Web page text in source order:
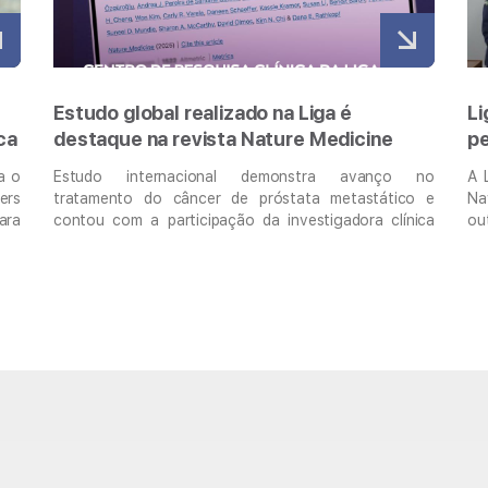
e
Liga e HNNa promovem workshop sobre
pesquisa clínica e recrutamento
A Liga Contra o Câncer, em parceria com o Hospital
Naval de Natal (HNNa), realizou na sexta-feira, 10 de
outubro, o Workshop de Pesquisa Clínica e
A